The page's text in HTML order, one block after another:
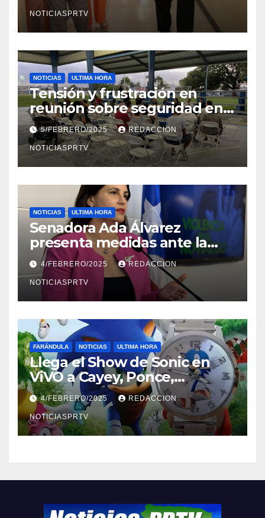
en Mayagüez
NOTICIASPRTV
NOTICIAS ULTIMA HORA
Tensión y frustración en
reunión sobre seguridad en
Reparto Metropolitano
5/FEBRERO/2025 REDACCION
NOTICIASPRTV
NOTICIAS ULTIMA HORA
Senadora Ada Álvarez
presenta medidas ante la
violencia en el noviazgo
4/FEBRERO/2025 REDACCION
NOTICIASPRTV
FARÁNDULA NOTICIAS ULTIMA HORA
Llega el Show de Sonic en
ViVO a Cayey, Ponce,
Barceloneta y Humacao,
Relojes gratis para el que
compre ahora….
4/FEBRERO/2025 REDACCION
NOTICIASPRTV